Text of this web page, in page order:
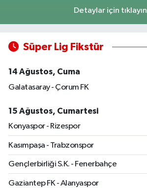
Detaylar için tıklayın
Süper Lig Fikstür
14 Ağustos, Cuma
Galatasaray - Çorum FK
15 Ağustos, Cumartesi
Konyaspor - Rizespor
Kasımpaşa - Trabzonspor
Gençlerbirliği S.K. - Fenerbahçe
Gaziantep FK - Alanyaspor